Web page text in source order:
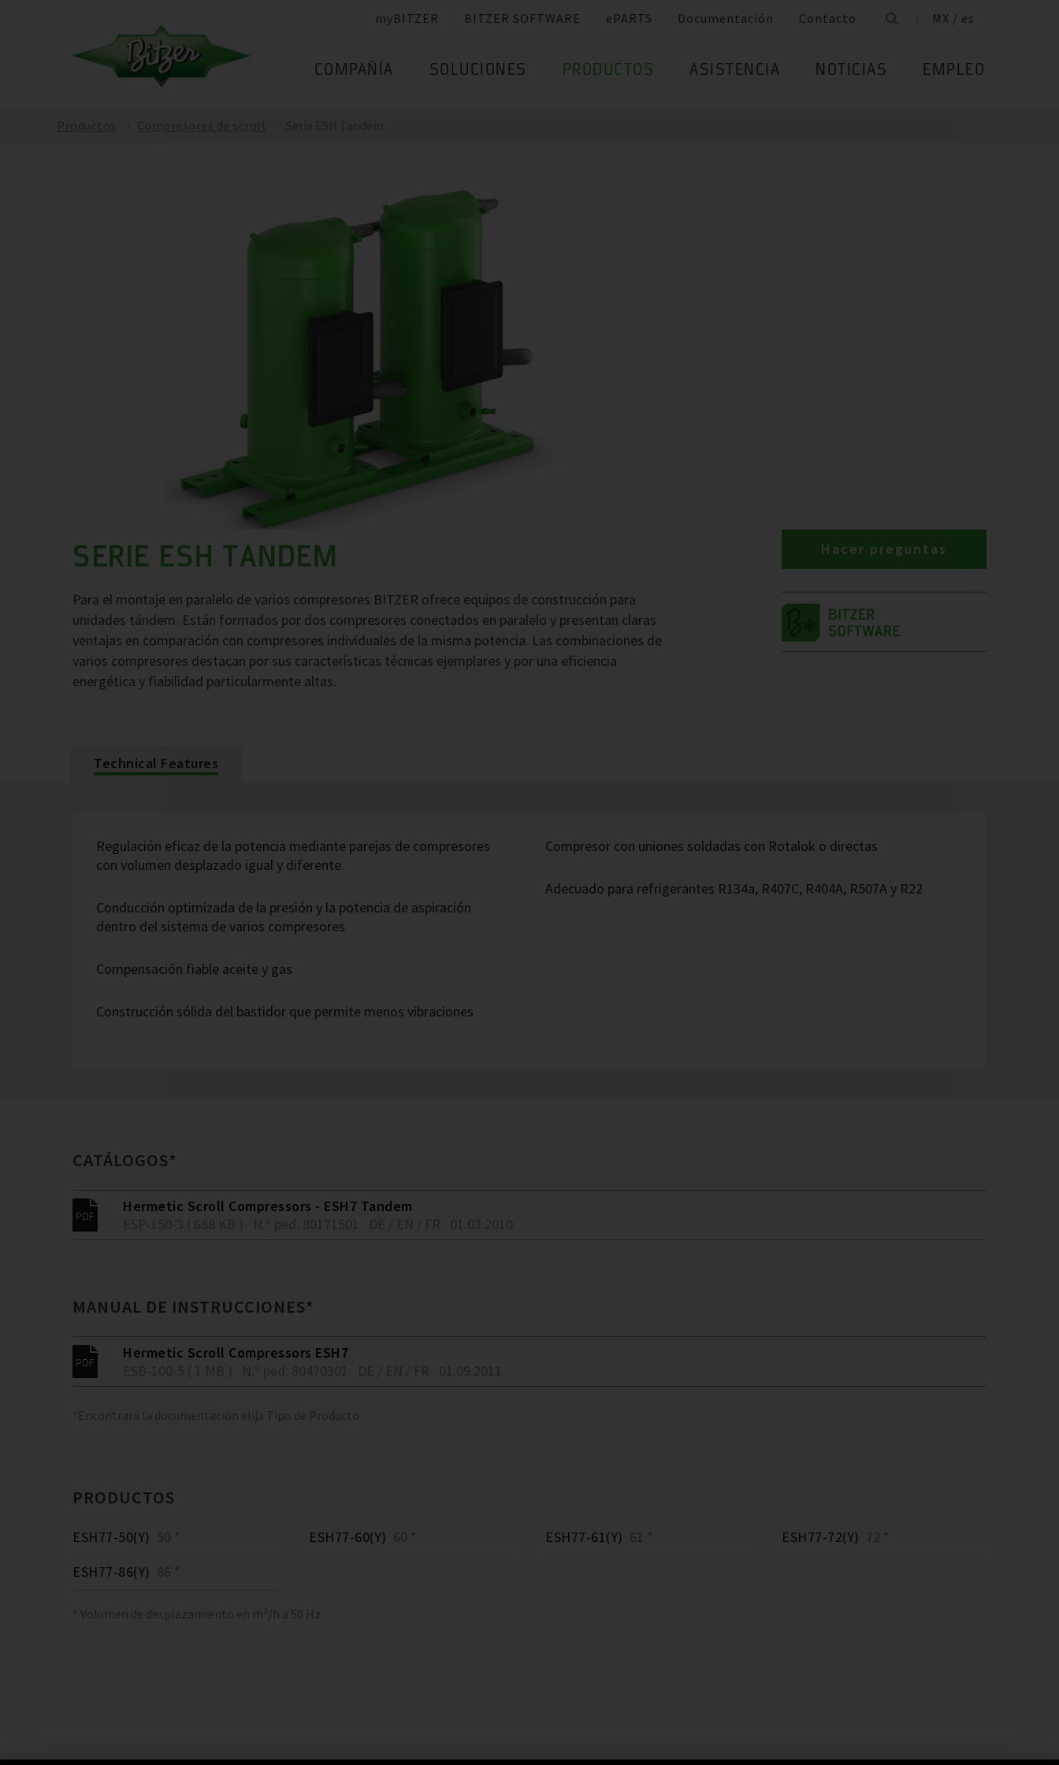
myBITZER BITZER SOFTWARE ePARTS Documentación Contacto MX / es
COMPAÑÍA SOLUCIONES PRODUCTOS ASISTENCIA NOTICIAS EMPLEO
SERIE ESH TANDEM
Para el montaje en paralelo de varios compresores BITZER ofrece equipos de construcción para
unidades tándem. Están formados por dos compresores conectados en paralelo y presentan claras
ventajas en comparación con compresores individuales de la misma potencia. Las combinaciones de
varios compresores destacan por sus características técnicas ejemplares y por una eficiencia
energética y fiabilidad particularmente altas.
Hacer preguntas
Technical Features
Regulación eficaz de la potencia mediante parejas de compresores
con volumen desplazado igual y diferente
Conducción optimizada de la presión y la potencia de aspiración
dentro del sistema de varios compresores
Compensación fiable aceite y gas
Construcción sólida del bastidor que permite menos vibraciones
Compresor con uniones soldadas con Rotalok o directas
Adecuado para refrigerantes R134a, R407C, R404A, R507A y R22
CATÁLOGOS*
Hermetic Scroll Compressors - ESH7 Tandem
MANUAL DE INSTRUCCIONES*
Hermetic Scroll Compressors ESH7
*Encontrará la documentación elija Tipo de Producto
PRODUCTOS
ESH77-50(Y) 50 * ESH77-60(Y) 60 * ESH77-61(Y) 61 * ESH77-72(Y) 72 *
ESH77-86(Y) 86 *
* Volumen de desplazamiento en m³/h a 50 Hz